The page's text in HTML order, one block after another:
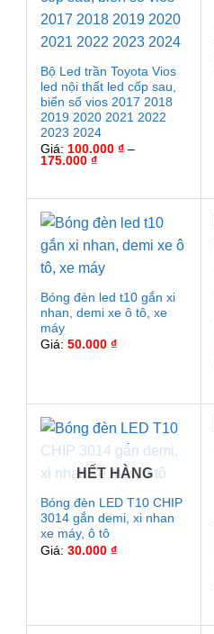
Bộ Led trần Toyota Vios
led nội thất led cốp sau,
biển số vios 2017 2018
2019 2020 2021 2022
2023 2024
Giá: 100.000 ₫ –
175.000 ₫Khoảng
100.000 ₫
175.000 ₫
Bóng đèn led t10 gắn xi
nhan, demi xe ô tô, xe
máy
Giá: 50.000 ₫
HẾT HÀNG
Bóng đèn LED T10 CHIP
3014 gắn demi, xi nhan
xe máy, ô tô
Giá: 30.000 ₫